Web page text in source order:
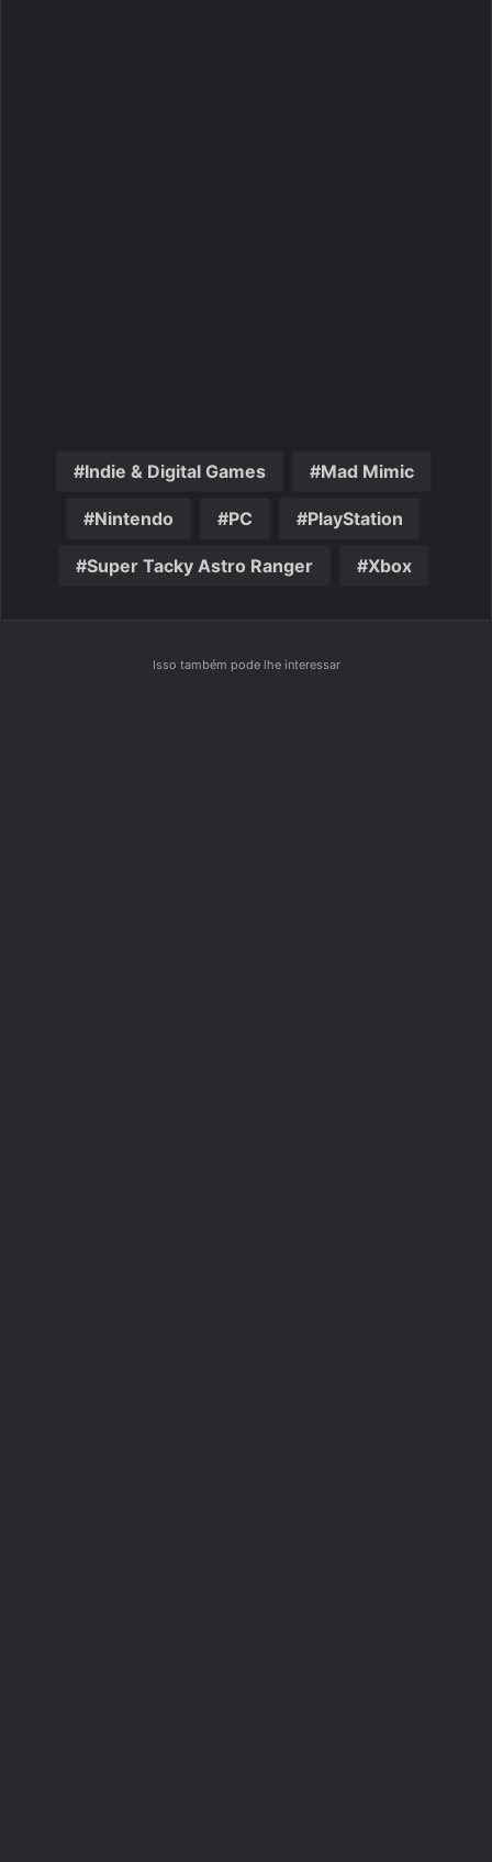
Indie & Digital Games Mad Mimic
Nintendo PC PlayStation
Super Tacky Astro Ranger Xbox
Isso também pode lhe interessar